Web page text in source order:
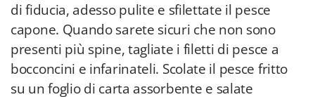
di fiducia, adesso pulite e sfilettate il pesce
capone. Quando sarete sicuri che non sono
presenti più spine, tagliate i filetti di pesce a
bocconcini e infarinateli. Scolate il pesce fritto
su un foglio di carta assorbente e salate